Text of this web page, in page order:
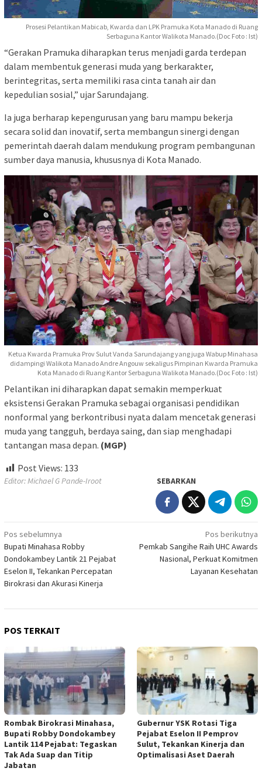
Prosesi Pelantikan Mabicab, Kwarda dan LPK Pramuka Kota Manado di Ruang
Serbaguna Kantor Walikota Manado.(Doc Foto : Ist)
“Gerakan Pramuka diharapkan terus menjadi garda terdepan
dalam membentuk generasi muda yang berkarakter,
berintegritas, serta memiliki rasa cinta tanah air dan
kepedulian sosial,” ujar Sarundajang.
Ia juga berharap kepengurusan yang baru mampu bekerja
secara solid dan inovatif, serta membangun sinergi dengan
pemerintah daerah dalam mendukung program pembangunan
sumber daya manusia, khususnya di Kota Manado.
Ketua Kwarda Pramuka Prov Sulut Vanda Sarundajang yang juga Wabup Minahasa
didampingi Walikota Manado Andre Angouw sekaligus Pimpinan Kwarda Pramuka
Kota Manado di Ruang Kantor Serbaguna Walikota Manado.(Doc Foto : Ist)
Pelantikan ini diharapkan dapat semakin memperkuat
eksistensi Gerakan Pramuka sebagai organisasi pendidikan
nonformal yang berkontribusi nyata dalam mencetak generasi
muda yang tangguh, berdaya saing, dan siap menghadapi
tantangan masa depan. (MGP)
Post Views: 133
Editor: Michael G Pande-Iroot SEBARKAN
Navigasi
pos
Pos sebelumnya
Bupati Minahasa Robby
Dondokambey Lantik 21 Pejabat
Eselon II, Tekankan Percepatan
Birokrasi dan Akurasi Kinerja
Pos berikutnya
Pemkab Sangihe Raih UHC Awards
Nasional, Perkuat Komitmen
Layanan Kesehatan
POS TERKAIT
Rombak Birokrasi Minahasa,
Bupati Robby Dondokambey
Lantik 114 Pejabat: Tegaskan
Tak Ada Suap dan Titip
Jabatan
Gubernur YSK Rotasi Tiga
Pejabat Eselon II Pemprov
Sulut, Tekankan Kinerja dan
Optimalisasi Aset Daerah